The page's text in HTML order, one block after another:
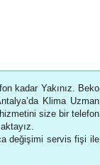
kadar Yakınız. Beko
Klima Uzman
size bir telefon
değişimi servis fişi ile